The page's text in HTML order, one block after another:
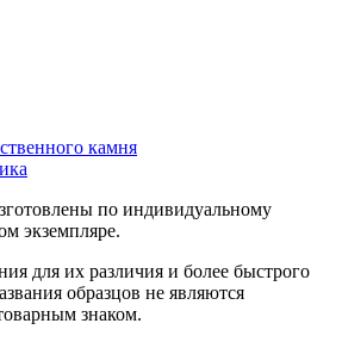
камня
по индивидуальному
экземпляре.
для их различия и более быстрого
образцов не являются
знаком.